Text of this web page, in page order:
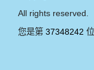
All rights reserved.
您是第 37348242